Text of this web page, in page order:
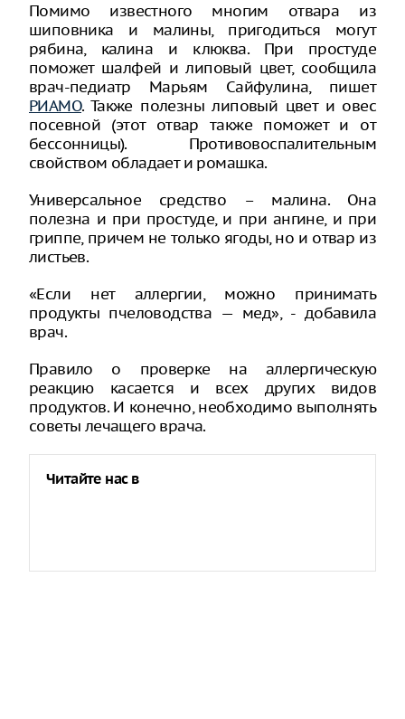
Помимо известного многим отвара из
шиповника и малины, пригодиться могут
рябина, калина и клюква. При простуде
поможет шалфей и липовый цвет, сообщила
врач-педиатр Марьям Сайфулина, пишет
РИАМО. Также полезны липовый цвет и овес
посевной (этот отвар также поможет и от
бессонницы). Противовоспалительным
свойством обладает и ромашка.
Универсальное средство – малина. Она
полезна и при простуде, и при ангине, и при
гриппе, причем не только ягоды, но и отвар из
листьев.
«Если нет аллергии, можно принимать
продукты пчеловодства — мед», - добавила
врач.
Правило о проверке на аллергическую
реакцию касается и всех других видов
продуктов. И конечно, необходимо выполнять
советы лечащего врача.
Читайте нас в